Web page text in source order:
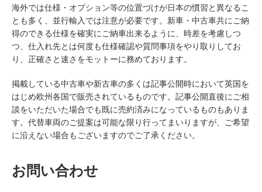
海外では仕様・オプション等の位置づけが日本の慣習と異なるこ
とも多く、並行輸入では注意が必要です。新車・中古車共にご納
得のできる仕様を確実にご納車出来るように、時差を考慮しつ
つ、仕入れ先とは何度も仕様確認や質問事項をやり取りしてお
り、正確さと速さをモットーに務めております。
掲載している中古車や新古車の多くは記事公開時において英国を
はじめ欧州各国で販売されているものです。記事公開直後にご相
談をいただいた場合でも既に売約済みになっているものもありま
す。代替車両のご提案は可能な限り行ってまいりますが、ご希望
に沿えない場合もございますのでご了承ください。
お問い合わせ